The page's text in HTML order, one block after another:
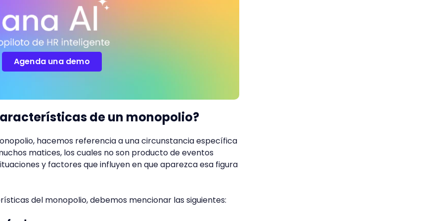
Agenda una demo
de un monopolio?
hacemos referencia a una circunstancia específica
matices, los cuales no son producto de eventos
y factores que influyen en que aparezca esa figura
del monopolio, debemos mencionar las siguientes: